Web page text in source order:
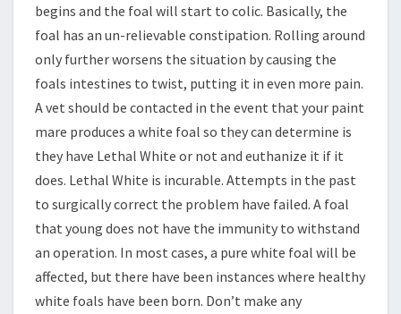
begins and the foal will start to colic. Basically, the
foal has an un-relievable constipation. Rolling around
only further worsens the situation by causing the
foals intestines to twist, putting it in even more pain.
A vet should be contacted in the event that your paint
mare produces a white foal so they can determine is
they have Lethal White or not and euthanize it if it
does. Lethal White is incurable. Attempts in the past
to surgically correct the problem have failed. A foal
that young does not have the immunity to withstand
an operation. In most cases, a pure white foal will be
affected, but there have been instances where healthy
white foals have been born. Don’t make any